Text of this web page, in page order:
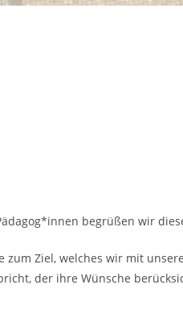
begrüßen wir
zum Ziel, welches wir mit
der ihre Wünsche